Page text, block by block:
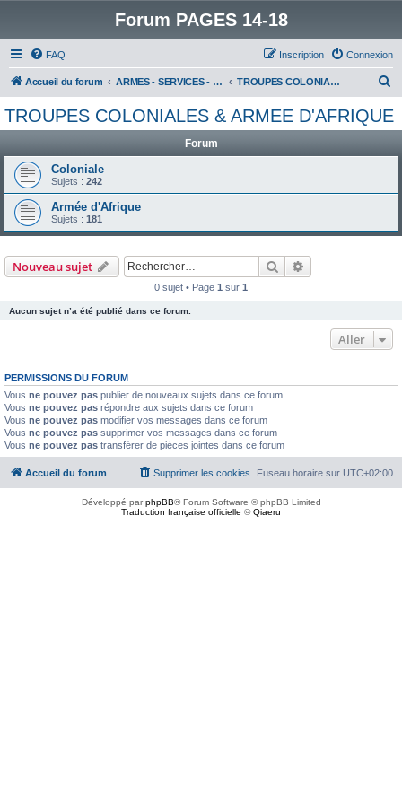
Forum PAGES 14-18
FAQ Connexion
Inscription
Accueil du forum ARMES - SERVICES - UNITES : historiques & discussions TROUPES COLONIALES & ARMEE D'AFRIQUE
c
h
TROUPES COLONIALES & ARMEE D'AFRIQUE
Forum
Coloniale
Sujets : 242
Armée d'Afrique
Sujets : 181
Nouveau sujet Rechercher
0 sujet • Page 1 sur 1
Aucun sujet n’a été publié dans ce forum.
Aller
PERMISSIONS DU FORUM
Vous ne pouvez pas publier de nouveaux sujets dans ce forum
Vous ne pouvez pas répondre aux sujets dans ce forum
Vous ne pouvez pas modifier vos messages dans ce forum
Vous ne pouvez pas supprimer vos messages dans ce forum
Vous ne pouvez pas transférer de pièces jointes dans ce forum
Accueil du forum Fuseau horaire sur UTC+02:00
Supprimer les cookies
Développé parphpBB® Forum Software © phpBB Limited
Traduction française officielle ©Qiaeru